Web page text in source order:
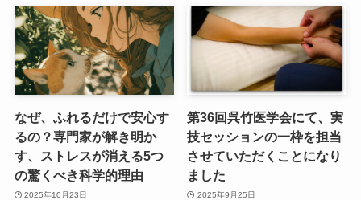
なぜ、ふれるだけで安心す
るの？専門家が解き明か
す、ストレスが消える5つ
の驚くべき科学的理由
2025年10月23日
第36回呉竹医学会にて、実
技セッションの一枠を担当
させていただくことになり
ました
2025年9月25日